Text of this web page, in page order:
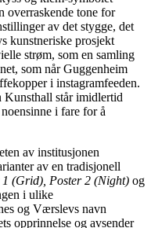
overraskende tone for
av det stygge, det
kunstneriske prosjekt
strøm, som en samling
som når Guggenheim
i instagramfeeden.
Kunsthall står imidlertid
i fare for å
av institusjonen
av en tradisjonell
(Grid), Poster 2 (Night) og
i ulike
og Værslevs navn
opprinnelse og avsender